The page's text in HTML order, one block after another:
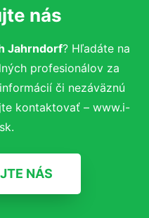
nás
Jahrndorf? Hľadáte na
profesionálov za
či nezáväznú
kontaktovať – www.i-
NÁS